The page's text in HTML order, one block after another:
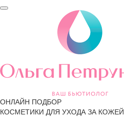
ОНЛАЙН ПОДБОР
КОСМЕТИКИ ДЛЯ УХОДА ЗА КОЖЕЙ